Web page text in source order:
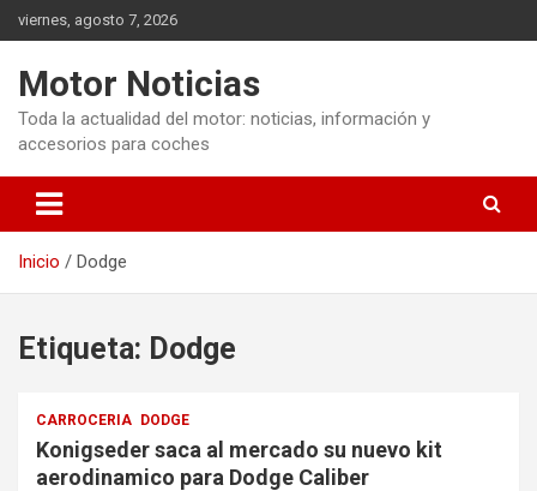
Saltar
al
viernes, agosto 7, 2026
Motor Noticias
Toda la actualidad del motor: noticias, información y
accesorios para coches
Inicio Dodge
Etiqueta: Dodge
CARROCERIA DODGE
Konigseder saca al mercado su nuevo kit
aerodinamico para Dodge Caliber